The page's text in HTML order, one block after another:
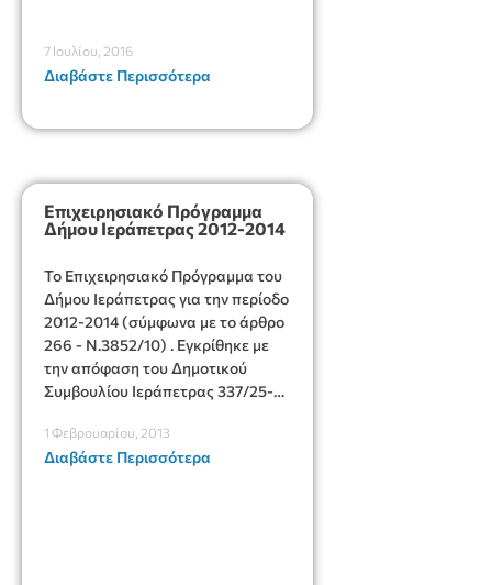
7 Ιουλίου, 2016
Διαβάστε Περισσότερα
Επιχειρησιακό Πρόγραμμα
Δήμου Ιεράπετρας 2012-2014
To Επιχειρησιακό Πρόγραμμα του
Δήμου Ιεράπετρας για την περίοδο
2012-2014 (σύμφωνα με το άρθρο
266 - Ν.3852/10) . Εγκρίθηκε με
την απόφαση του Δημοτικού
Συμβουλίου Ιεράπετρας 337/25-
1 Φεβρουαρίου, 2013
Διαβάστε Περισσότερα